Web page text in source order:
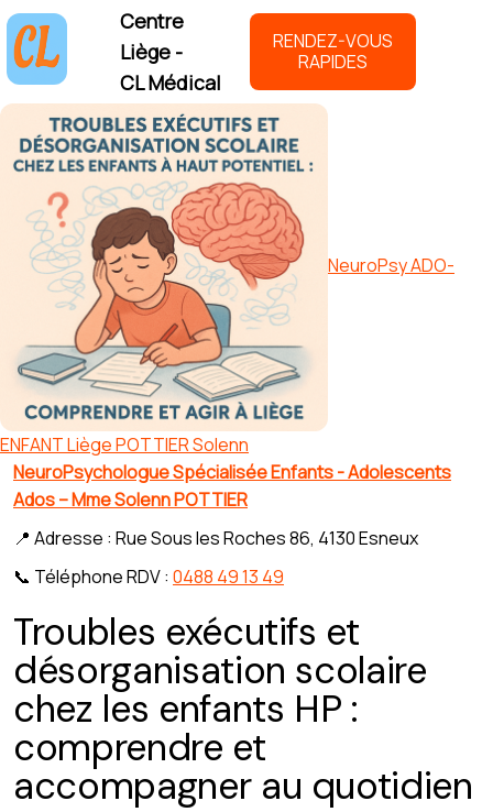
Centre
Liège -
CL Médical
RENDEZ-VOUS
RAPIDES
NeuroPsy ADO-
ENFANT Liège POTTIER Solenn
NeuroPsychologue Spécialisée Enfants - Adolescents
Ados – Mme Solenn POTTIER
📍 Adresse : Rue Sous les Roches 86, 4130 Esneux
📞 Téléphone RDV : 0488 49 13 49
Troubles exécutifs et
désorganisation scolaire
chez les enfants HP :
comprendre et
accompagner au quotidien